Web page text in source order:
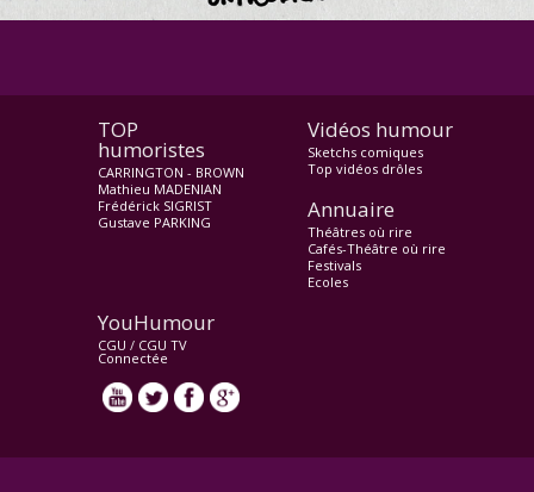
TOP
humoristes
CARRINGTON - BROWN
Mathieu MADENIAN
Frédérick SIGRIST
Gustave PARKING
Vidéos humour
Sketchs comiques
Top vidéos drôles
Annuaire
Théâtres où rire
Cafés-Théâtre où rire
Festivals
Ecoles
YouHumour
CGU / CGU TV
Connectée